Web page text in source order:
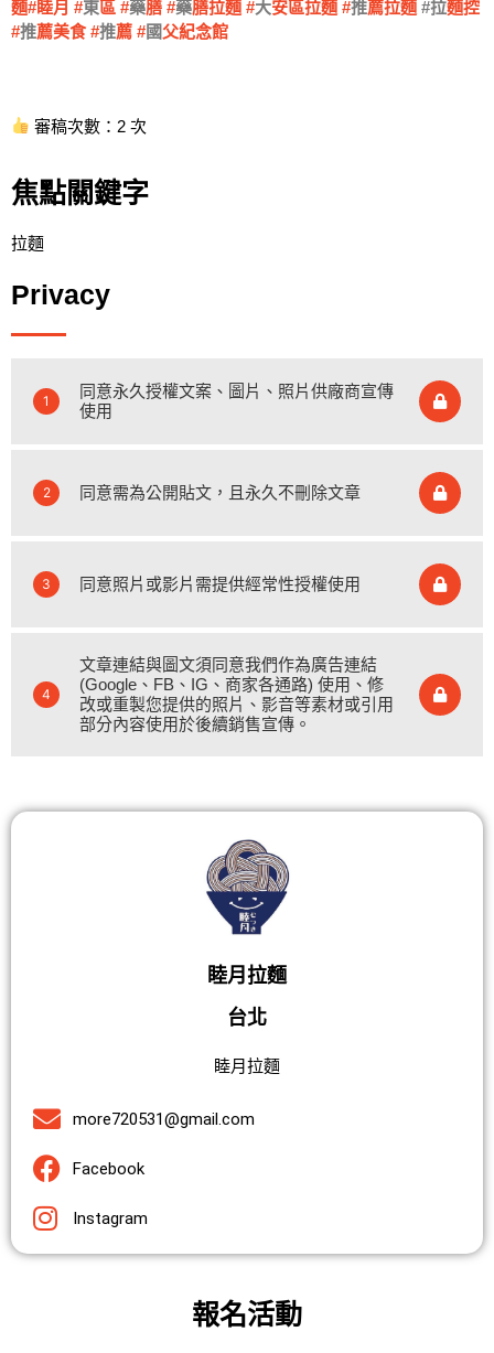
麵#睦月 #東區 #藥膳 #藥膳拉麵 #大安區拉麵 #推薦拉麵 #拉麵控
#推薦美食 #推薦 #國父紀念館
審稿次數：2 次
焦點關鍵字
拉麵
Privacy
1
同意永久授權文案、圖片、照片供廠商宣傳
使用
2 同意需為公開貼文，且永久不刪除文章
3 同意照片或影片需提供經常性授權使用
4
文章連結與圖文須同意我們作為廣告連結
(Google、FB、IG、商家各通路) 使用、修
改或重製您提供的照片、影音等素材或引用
部分內容使用於後續銷售宣傳。
睦月拉麵
台北
睦月拉麵
more720531@gmail.com
Facebook
Instagram
報名活動